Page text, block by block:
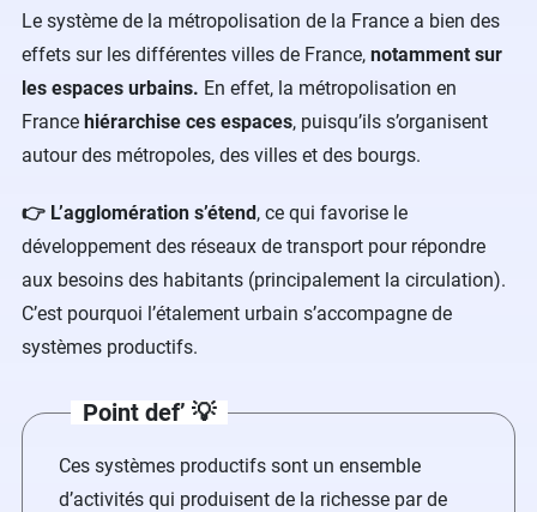
Le système de la métropolisation de la France a bien des
effets sur les différentes villes de France, notamment sur
les espaces urbains. En effet, la métropolisation en
France hiérarchise ces espaces, puisqu’ils s’organisent
autour des métropoles, des villes et des bourgs.
👉 L’agglomération s’étend, ce qui favorise le
développement des réseaux de transport pour répondre
aux besoins des habitants (principalement la circulation).
C’est pourquoi l’étalement urbain s’accompagne de
systèmes productifs.
Point def’ 💡
Ces systèmes productifs sont un ensemble
d’activités qui produisent de la richesse par de